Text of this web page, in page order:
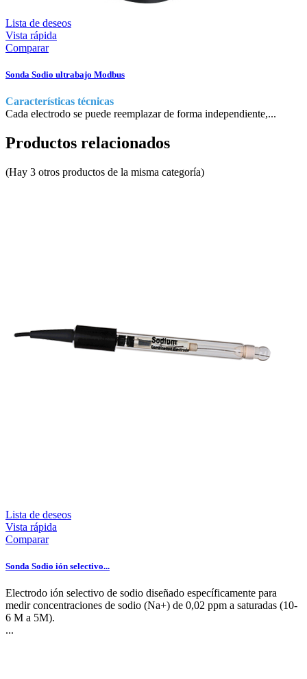
Lista de deseos
Vista rápida
Comparar
Sonda Sodio ultrabajo Modbus
Características técnicas
Cada electrodo se puede reemplazar de forma independiente,...
Productos relacionados
(Hay 3 otros productos de la misma categoría)
Lista de deseos
Vista rápida
Comparar
Sonda Sodio ión selectivo...
Electrodo ión selectivo de sodio diseñado específicamente para
medir concentraciones de sodio (Na+) de 0,02 ppm a saturadas (10-
6 M a 5M).
...